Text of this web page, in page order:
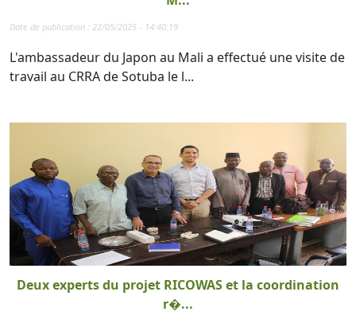
Date de publication : 22/05/2025 - 14:40:19
L'ambassadeur du Japon au Mali a effectué une visite de
travail au CRRA de Sotuba le l...
Deux experts du projet RICOWAS et la coordination
r�...